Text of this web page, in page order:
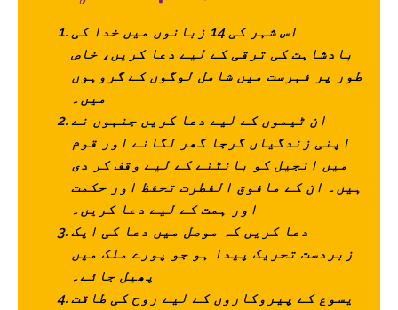
اس شہر کی 14 زبانوں میں خدا کی
بادشاہت کی ترقی کے لیے دعا کریں، خاص
طور پر فہرست میں شامل لوگوں کے گروہوں
میں۔
ان ٹیموں کے لیے دعا کریں جنہوں نے
اپنی زندگیاں گرجا گھر لگانے اور قوم
میں انجیل کو بانٹنے کے لیے وقف کر دی
ہیں۔ ان کے مافوق الفطرت تحفظ اور حکمت
اور ہمت کے لیے دعا کریں۔
دعا کریں کہ موصل میں دعا کی ایک
زبردست تحریک پیدا ہو جو پورے ملک میں
پھیل جائے۔
یسوع کے پیروکاروں کے لیے روح کی طاقت